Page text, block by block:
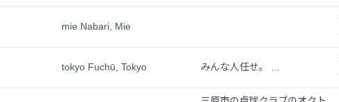
mie Nabari, Mie
tokyo Fuchū, Tokyo みんな人任せ。 ...